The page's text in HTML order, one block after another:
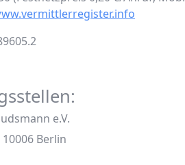
e.V.
Berlin